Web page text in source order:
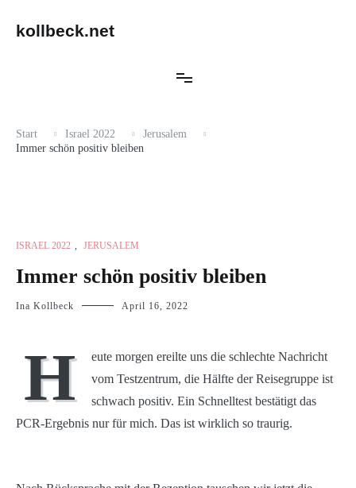
springen
kollbeck.net
Start Israel 2022
Jerusalem
Immer schön positiv bleiben
ISRAEL 2022 , JERUSALEM
Immer schön positiv bleiben
Ina Kollbeck April 16, 2022
H
eute morgen ereilte uns die schlechte Nachricht
vom Testzentrum, die Hälfte der Reisegruppe ist
schwach positiv. Ein Schnelltest bestätigt das
PCR-Ergebnis nur für mich. Das ist wirklich so traurig.